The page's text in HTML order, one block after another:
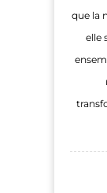
que la
elle